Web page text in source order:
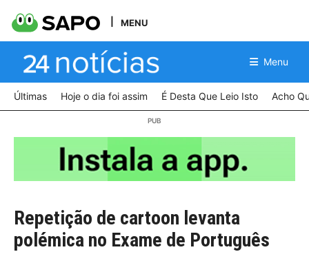
MENU
Menu
Últimas Hoje o dia foi assim É Desta Que Leio Isto Acho
Repetição de cartoon levanta
polémica no Exame de Português